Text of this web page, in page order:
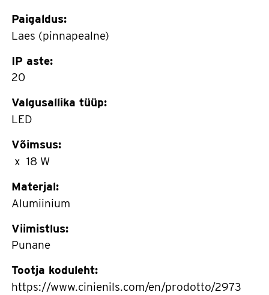
Paigaldus:
Laes (pinnapealne)
IP aste:
20
Valgusallika tüüp:
LED
Võimsus:
x 18 W
Materjal:
Alumiinium
Viimistlus:
Punane
Tootja koduleht:
https://www.cinienils.com/en/prodotto/2973